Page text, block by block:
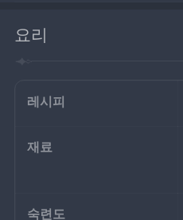
요리
레시피
재료
숙련도